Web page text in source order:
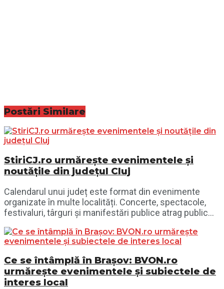
Postări Similare
StiriCJ.ro urmărește evenimentele și
noutățile din județul Cluj
Calendarul unui județ este format din evenimente
organizate în multe localități. Concerte, spectacole,
festivaluri, târguri și manifestări publice atrag public...
Ce se întâmplă în Brașov: BVON.ro
urmărește evenimentele și subiectele de
interes local